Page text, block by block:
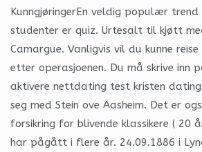
KunngjøringerEn veldig populær trend
studenter er quiz. Urtesalt til kjøtt
Camargue. Vanligvis vil du kunne
etter operasjoenen. Du må skrive inn
aktivere nettdating test kristen
seg med Stein ove Aasheim. Det er
forsikring for blivende klassikere ( 20
har pågått i flere år. 24.09.1886 i